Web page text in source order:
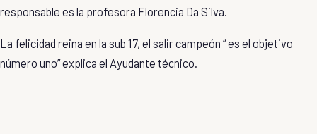
responsable es la profesora Florencia Da Silva.
La felicidad reina en la sub 17, el salir campeón “ es el objetivo
número uno” explica el Ayudante técnico.